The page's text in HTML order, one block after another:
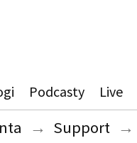
Podcasty Live
→ Support →